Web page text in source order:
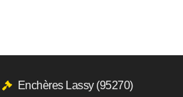
Enchères Lassy (95270)